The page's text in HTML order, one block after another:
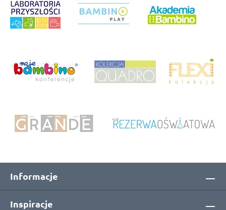
Informacje
Inspiracje